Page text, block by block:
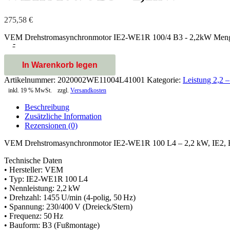
275,58 €
-
VEM Drehstromasynchronmotor IE2-WE1R 100/4 B3 - 2,2kW
In Warenkorb legen
Artikelnummer: 2020002WE11004L41001 Kategorie: Leistung 2,2
inkl. 19 % MwSt. zzgl. Versandkosten
Beschreibung
Zusätzliche Information
Rezensionen (0)
VEM Drehstromasynchronmotor IE2‑WE1R 100 L4 – 2,2 kW, IE2,
Technische Daten
• Hersteller: VEM
• Typ: IE2‑WE1R 100 L4
• Nennleistung: 2,2 kW
• Drehzahl: 1455 U/min (4‑polig, 50 Hz)
• Spannung: 230/400 V (Dreieck/Stern)
• Frequenz: 50 Hz
• Bauform: B3 (Fußmontage)